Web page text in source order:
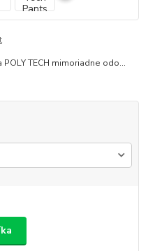
POLY TECH mimoriadne odo...